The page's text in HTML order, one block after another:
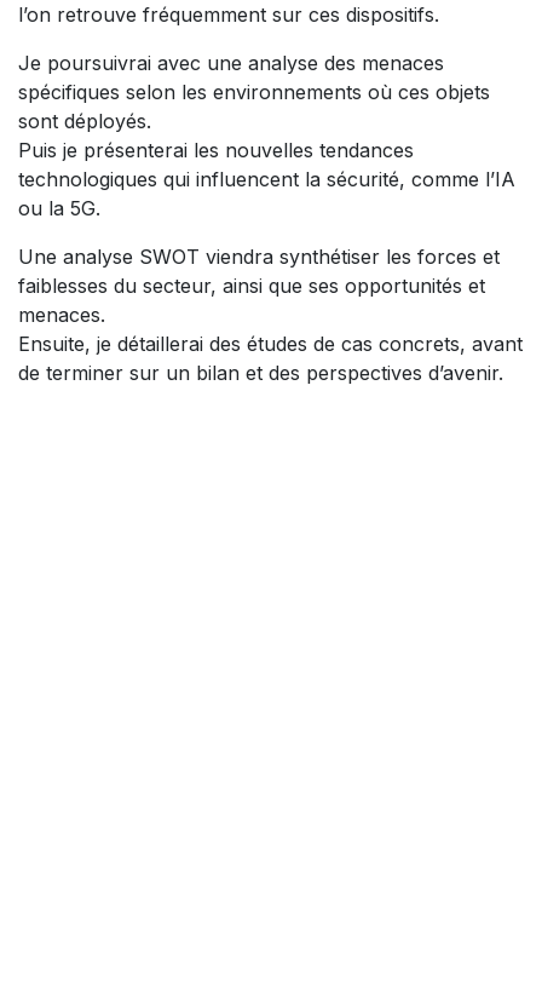
l’on retrouve fréquemment sur ces dispositifs.
Je poursuivrai avec une analyse des menaces
spécifiques selon les environnements où ces objets
sont déployés.
Puis je présenterai les nouvelles tendances
technologiques qui influencent la sécurité, comme l’IA
ou la 5G.
Une analyse SWOT viendra synthétiser les forces et
faiblesses du secteur, ainsi que ses opportunités et
menaces.
Ensuite, je détaillerai des études de cas concrets, avant
de terminer sur un bilan et des perspectives d’avenir.